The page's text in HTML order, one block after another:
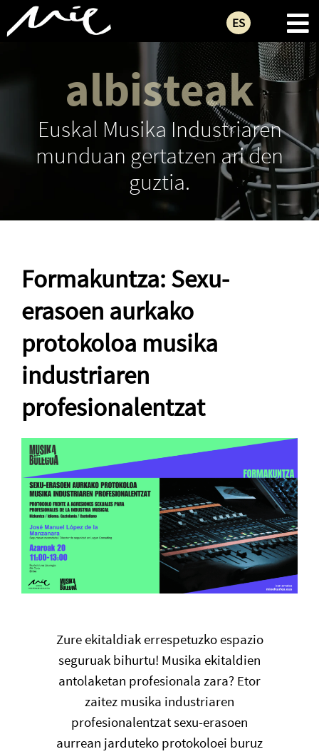
albisteak
Euskal Musika Industriaren
munduan gertatzen ari den
guztia.
Formakuntza: Sexu-
erasoen aurkako
protokoloa musika
industriaren
profesionalentzat
Zure ekitaldiak errespetuzko espazio
seguruak bihurtu! Musika ekitaldien
antolaketan profesionala zara? Etor
zaitez musika industriaren
profesionalentzat sexu-erasoen
aurrean jarduteko protokoloei buruz
ES